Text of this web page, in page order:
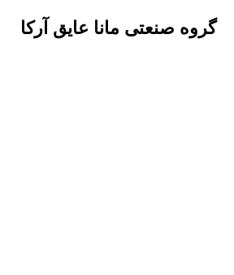
گروه صنعتی مانا عایق آرکا